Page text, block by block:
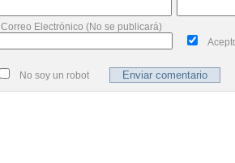
Correo Electrónico (No se publicará)
No soy un robot